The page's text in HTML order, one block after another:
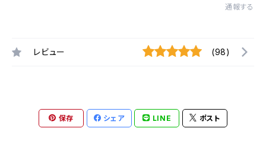
通報する
レビュー (98)
保存 シェア LINE ポスト